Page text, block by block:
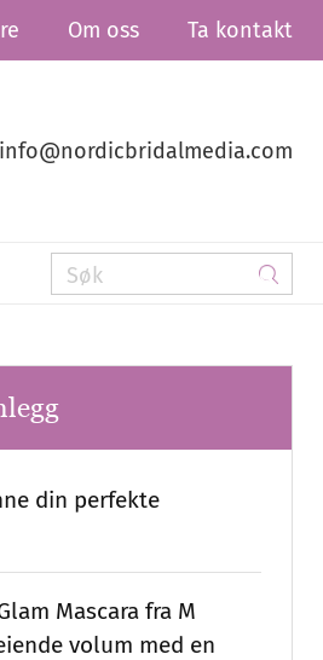
Om oss Ta kontakt
info@nordicbridalmedia.com
din perfekte
Mascara fra M
volum med en